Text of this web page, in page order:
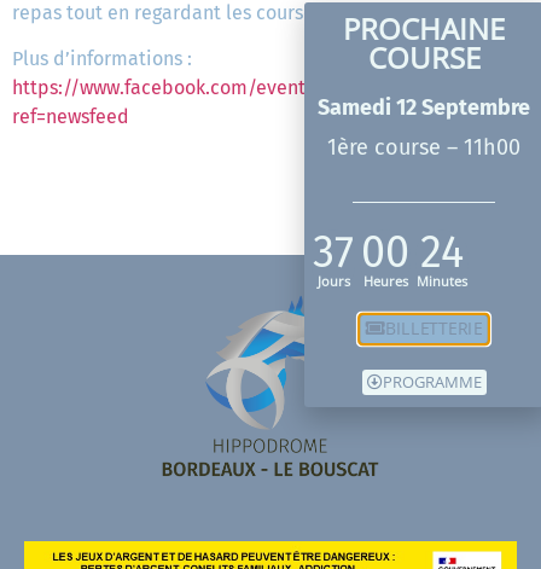
repas tout en regardant les courses hippiques.
Plus d’informations :
https://www.facebook.com/events/2815019328793430/?
ref=newsfeed
PROCHAINE
COURSE
Samedi 12 Septembre
1ère course – 11h00
37
Jours
00
Heures
24
Minutes
BILLETTERIE
PROGRAMME